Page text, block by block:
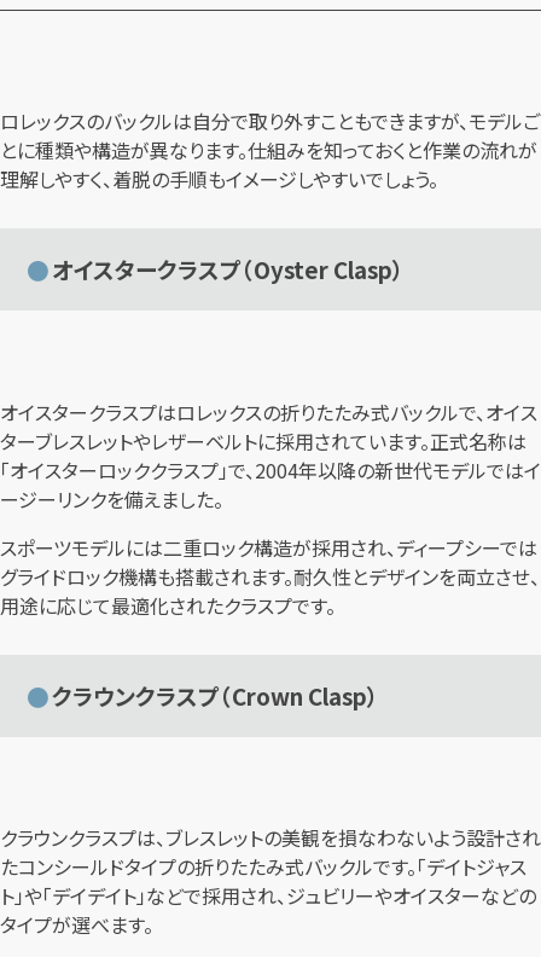
ロレックスのバックルは自分で取り外すこともできますが、モデルご
とに種類や構造が異なります。仕組みを知っておくと作業の流れが
理解しやすく、着脱の手順もイメージしやすいでしょう。
オイスタークラスプ（Oyster Clasp）
オイスタークラスプはロレックスの折りたたみ式バックルで、オイス
ターブレスレットやレザーベルトに採用されています。正式名称は
「オイスターロッククラスプ」で、2004年以降の新世代モデルではイ
ージーリンクを備えました。
スポーツモデルには二重ロック構造が採用され、ディープシーでは
グライドロック機構も搭載されます。耐久性とデザインを両立させ、
用途に応じて最適化されたクラスプです。
クラウンクラスプ（Crown Clasp）
クラウンクラスプは、ブレスレットの美観を損なわないよう設計され
たコンシールドタイプの折りたたみ式バックルです。「デイトジャス
ト」や「デイデイト」などで採用され、ジュビリーやオイスターなどの
タイプが選べます。